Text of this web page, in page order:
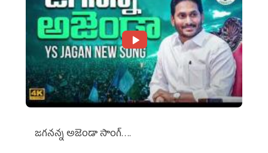
జగనన్న అజెండా సాంగ్….